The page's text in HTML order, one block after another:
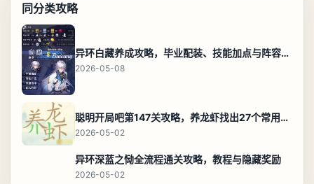
同分类攻略
异环白藏养成攻略，毕业配装、技能加点与阵容搭配保姆级解析
2026-05-08
聪明开局吧第147关攻略，养龙虾找出27个常用字通关答案
2026-05-02
异环深蓝之恸全流程通关攻略，教程与隐藏奖励
2026-05-02